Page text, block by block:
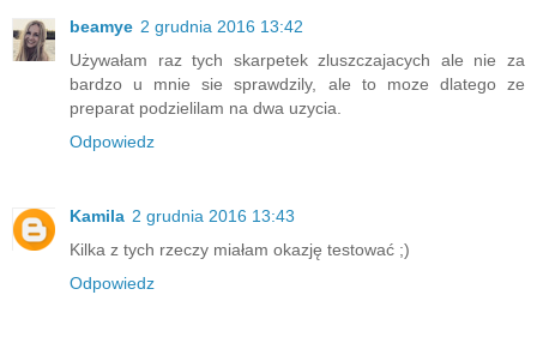
beamye 2 grudnia 2016 13:42
Używałam raz tych skarpetek zluszczajacych ale nie za
bardzo u mnie sie sprawdzily, ale to moze dlatego ze
preparat podzielilam na dwa uzycia.
Odpowiedz
Kamila 2 grudnia 2016 13:43
Kilka z tych rzeczy miałam okazję testować ;)
Odpowiedz